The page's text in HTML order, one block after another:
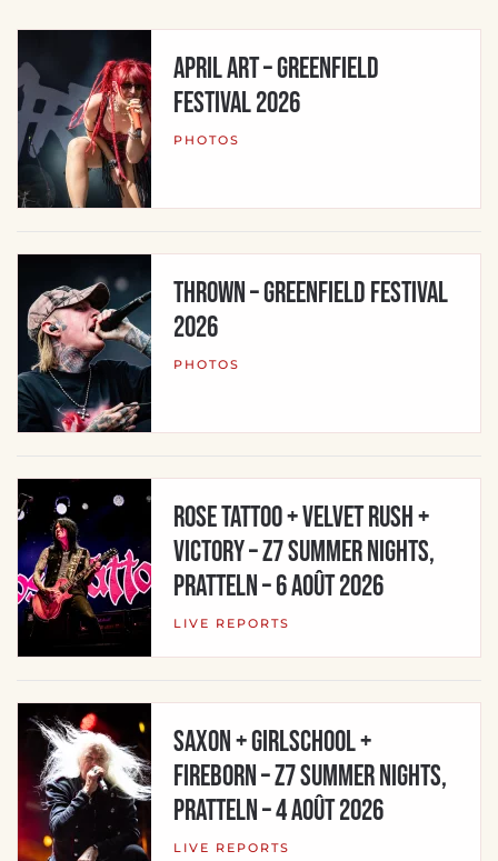
APRIL ART – Greenfield
Festival 2026
PHOTOS
THROWN – Greenfield Festival
2026
PHOTOS
ROSE TATTOO + VELVET RUSH +
VICTORY – Z7 Summer Nights,
Pratteln – 6 août 2026
LIVE REPORTS
SAXON + GIRLSCHOOL +
FIREBORN – Z7 Summer Nights,
Pratteln – 4 août 2026
LIVE REPORTS